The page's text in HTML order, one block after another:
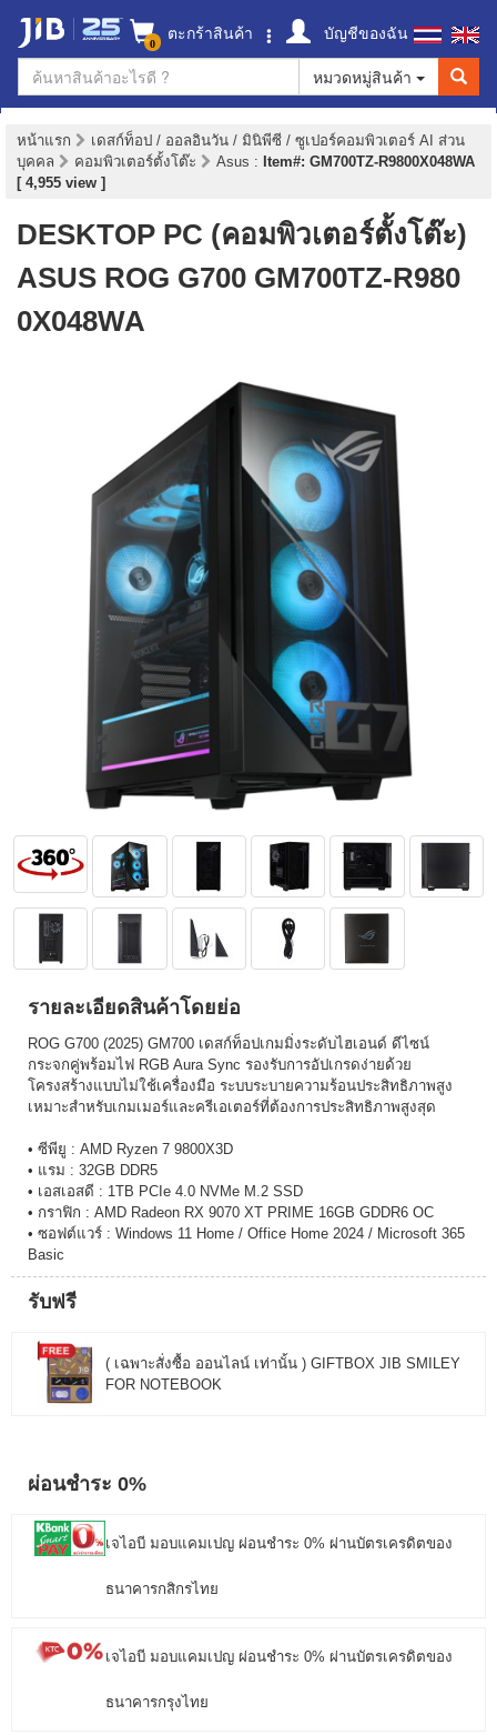
0 ตะกร้าสินค้า
บัญชีของฉัน
หมวดหมู่สินค้า
หน้าแรก
เดสก์ท็อป / ออลอินวัน / มินิพีซี / ซูเปอร์คอมพิวเตอร์ AI ส่วน
บุคคล
คอมพิวเตอร์ตั้งโต๊ะ Asus : Item#: GM700TZ-R9800X048WA
[ 4,955 view ]
DESKTOP PC (คอมพิวเตอร์ตั้งโต๊ะ)
ASUS ROG G700 GM700TZ-R980
0X048WA
รายละเอียดสินค้าโดยย่อ
ROG G700 (2025) GM700 เดสก์ท็อปเกมมิ่งระดับไฮเอนด์ ดีไซน์
กระจกคู่พร้อมไฟ RGB Aura Sync รองรับการอัปเกรดง่ายด้วย
โครงสร้างแบบไม่ใช้เครื่องมือ ระบบระบายความร้อนประสิทธิภาพสูง
เหมาะสำหรับเกมเมอร์และครีเอเตอร์ที่ต้องการประสิทธิภาพสูงสุด
• ซีพียู : AMD Ryzen 7 9800X3D
• แรม : 32GB DDR5
• เอสเอสดี : 1TB PCIe 4.0 NVMe M.2 SSD
• กราฟิก : AMD Radeon RX 9070 XT PRIME 16GB GDDR6 OC
• ซอฟต์แวร์ : Windows 11 Home / Office Home 2024 / Microsoft 365
Basic
รับฟรี
( เฉพาะสั่งซื้อ ออนไลน์ เท่านั้น ) GIFTBOX JIB SMILEY
FOR NOTEBOOK
ผ่อนชำระ 0%
เจไอบี มอบแคมเปญ ผ่อนชำระ 0% ผ่านบัตรเครดิตของ
ธนาคารกสิกรไทย
เจไอบี มอบแคมเปญ ผ่อนชำระ 0% ผ่านบัตรเครดิตของ
ธนาคารกรุงไทย